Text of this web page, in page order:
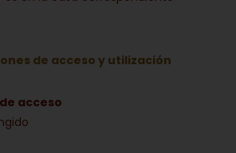
de acceso y utilización
acceso